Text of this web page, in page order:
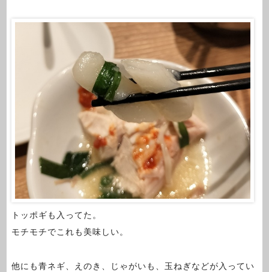
トッポギも入ってた。
モチモチでこれも美味しい。
他にも青ネギ、えのき、じゃがいも、玉ねぎなどが入ってい